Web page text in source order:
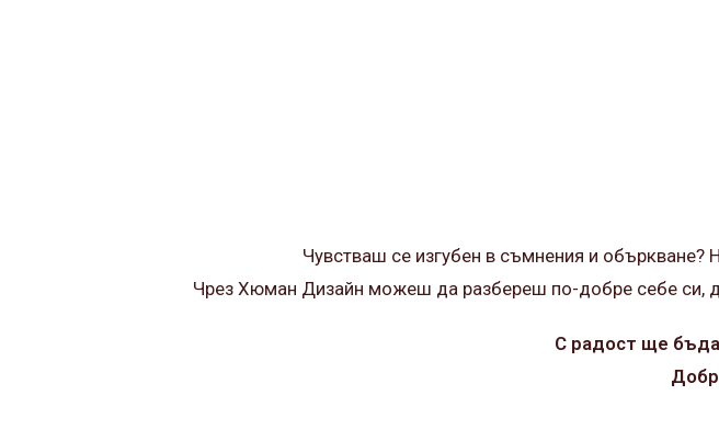
Чувстваш се изгубен в съмнения и
Чрез Хюман Дизайн можеш да разбереш по-добре себе си,
С радост ще